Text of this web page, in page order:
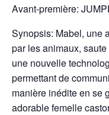
Avant-première:
Synopsis: Mabel, une
par les animaux, saute
une nouvelle
permettant de
manière inédite en se
adorable femelle